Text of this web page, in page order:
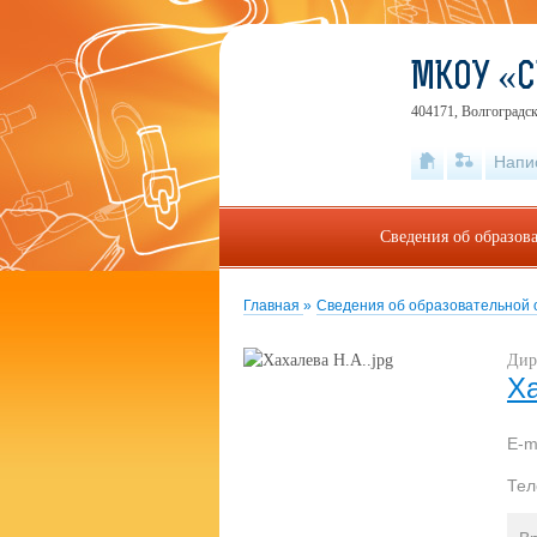
Главная » Сведения об образовательной
E-
МКОУ
404171,
Сведения об